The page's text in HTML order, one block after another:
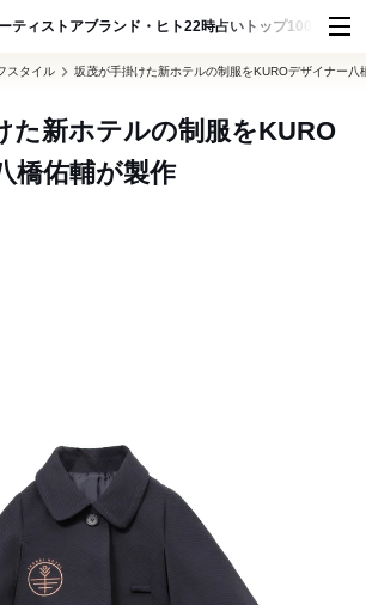
ティ ストアブランド・ヒト22時占い トップ100 スナッ
スタイル 坂茂が手掛けた新ホテルの制服をKUROデザイナー八
た新ホテルの制服をKURO
橋佑輔が製作